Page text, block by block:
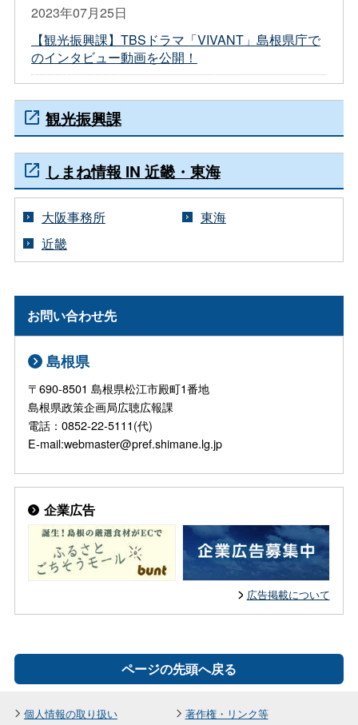
2023年07月25日
【観光振興課】TBSドラマ「VIVANT」島根県庁で
のインタビュー動画を公開！
観光振興課
しまね情報 IN 近畿・東海
大阪事務所
東海
近畿
お問い合わせ先
島根県
〒690-8501 島根県松江市殿町1番地
島根県政策企画局広聴広報課
電話：0852-22-5111(代)
E-mail:webmaster@pref.shimane.lg.jp
企業広告
広告掲載について
ページの先頭へ戻る
個人情報の取り扱い 著作権・リンク等